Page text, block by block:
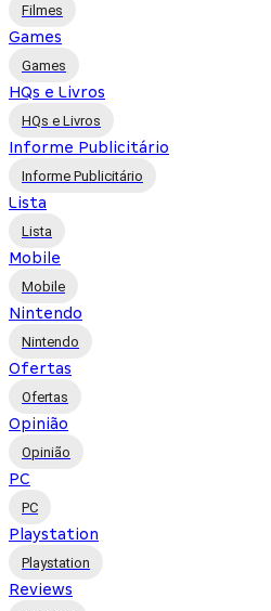
Filmes
Games
Games
HQs e Livros
HQs e Livros
Informe Publicitário
Informe Publicitário
Lista
Lista
Mobile
Mobile
Nintendo
Nintendo
Ofertas
Ofertas
Opinião
Opinião
PC
PC
Playstation
Playstation
Reviews